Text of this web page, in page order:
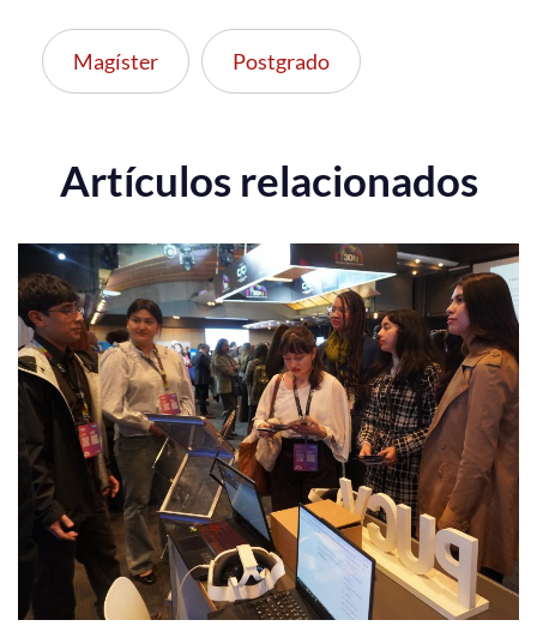
Magíster Postgrado
Artículos relacionados